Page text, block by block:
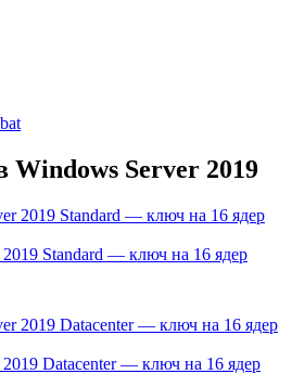
Windows Server 2019
Standard — ключ на 16 ядер
Datacenter — ключ на 16 ядер